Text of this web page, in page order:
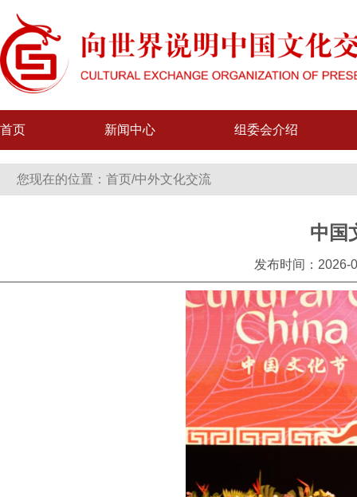
首页 新闻中心 组委会介绍
您现在的位置：首页/中外文化交流
中国
发布时间：2026-